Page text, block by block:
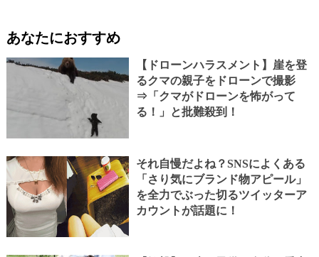
あなたにおすすめ
【ドローンハラスメント】崖を登
るクマの親子をドローンで撮影
⇒「クマがドローンを怖がって
る！」と批難殺到！
それ自慢だよね？SNSによくある
「さり気にブランド物アピール」
を全力でぶった切るツイッターア
カウントが話題に！